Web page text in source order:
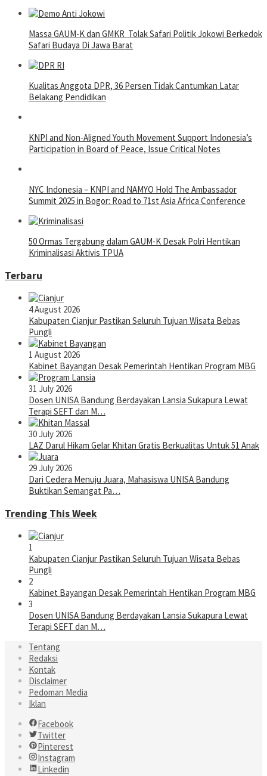
Massa GAUM-K dan GMKR Tolak Safari Politik Jokowi Berkedok
Safari Budaya Di Jawa Barat
Kualitas Anggota DPR, 36 Persen Tidak Cantumkan Latar
Belakang Pendidikan
KNPI and Non-Aligned Youth Movement Support Indonesia’s
Participation in Board of Peace, Issue Critical Notes
NYC Indonesia – KNPI and NAMYO Hold The Ambassador
Summit 2025 in Bogor: Road to 71st Asia Africa Conference
50 Ormas Tergabung dalam GAUM-K Desak Polri Hentikan
Kriminalisasi Aktivis TPUA
Terbaru
4 August 2026
Kabupaten Cianjur Pastikan Seluruh Tujuan Wisata Bebas
Pungli
1 August 2026
Kabinet Bayangan Desak Pemerintah Hentikan Program MBG
31 July 2026
Dosen UNISA Bandung Berdayakan Lansia Sukapura Lewat
Terapi SEFT dan M…
30 July 2026
LAZ Darul Hikam Gelar Khitan Gratis Berkualitas Untuk 51 Anak
29 July 2026
Dari Cedera Menuju Juara, Mahasiswa UNISA Bandung
Buktikan Semangat Pa…
Trending This Week
1
Kabupaten Cianjur Pastikan Seluruh Tujuan Wisata Bebas
Pungli
2
Kabinet Bayangan Desak Pemerintah Hentikan Program MBG
3
Dosen UNISA Bandung Berdayakan Lansia Sukapura Lewat
Terapi SEFT dan M…
Tentang
Redaksi
Kontak
Disclaimer
Pedoman Media
Iklan
Facebook
Twitter
Pinterest
Instagram
Linkedin